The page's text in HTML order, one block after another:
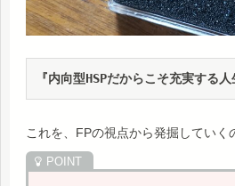
『内向型HSPだからこそ充実する人
これを、FPの視点から発掘していく